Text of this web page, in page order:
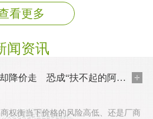
看更多
闻资讯
尿素：低开工却降价走 恐成“扶不起的阿斗”？
权衡当下价格的风险高低、还是厂商